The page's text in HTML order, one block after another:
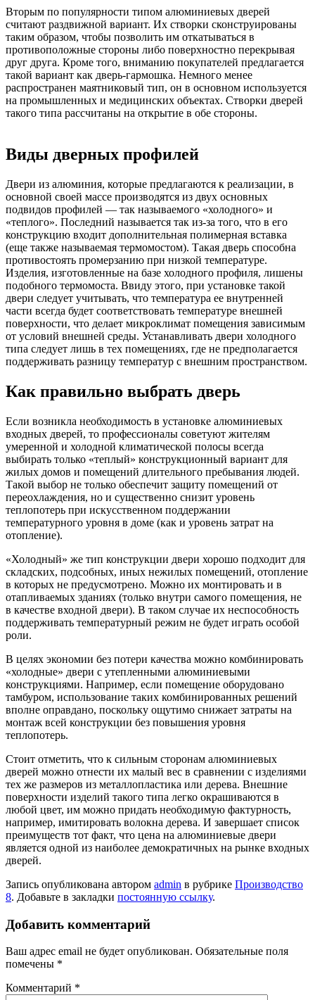
Вторым по популярности типом алюминиевых дверей
считают раздвижной вариант. Их створки сконструированы
таким образом, чтобы позволить им откатываться в
противоположные стороны либо поверхностно перекрывая
друг друга. Кроме того, вниманию покупателей предлагается
такой вариант как дверь-гармошка. Немного менее
распространен маятниковый тип, он в основном используется
на промышленных и медицинских объектах. Створки дверей
такого типа рассчитаны на открытие в обе стороны.
Виды дверных профилей
Двери из алюминия, которые предлагаются к реализации, в
основной своей массе производятся из двух основных
подвидов профилей — так называемого «холодного» и
«теплого». Последний называется так из-за того, что в его
конструкцию входит дополнительная полимерная вставка
(еще также называемая термомостом). Такая дверь способна
противостоять промерзанию при низкой температуре.
Изделия, изготовленные на базе холодного профиля, лишены
подобного термомоста. Ввиду этого, при установке такой
двери следует учитывать, что температура ее внутренней
части всегда будет соответствовать температуре внешней
поверхности, что делает микроклимат помещения зависимым
от условий внешней среды. Устанавливать двери холодного
типа следует лишь в тех помещениях, где не предполагается
поддерживать разницу температур с внешним пространством.
Как правильно выбрать дверь
Если возникла необходимость в установке алюминиевых
входных дверей, то профессионалы советуют жителям
умеренной и холодной климатической полосы всегда
выбирать только «теплый» конструкционный вариант для
жилых домов и помещений длительного пребывания людей.
Такой выбор не только обеспечит защиту помещений от
переохлаждения, но и существенно снизит уровень
теплопотерь при искусственном поддержании
температурного уровня в доме (как и уровень затрат на
отопление).
«Холодный» же тип конструкции двери хорошо подходит для
складских, подсобных, иных нежилых помещений, отопление
в которых не предусмотрено. Можно их монтировать и в
отапливаемых зданиях (только внутри самого помещения, не
в качестве входной двери). В таком случае их неспособность
поддерживать температурный режим не будет играть особой
роли.
В целях экономии без потери качества можно комбинировать
«холодные» двери с утепленными алюминиевыми
конструкциями. Например, если помещение оборудовано
тамбуром, использование таких комбинированных решений
вполне оправдано, поскольку ощутимо снижает затраты на
монтаж всей конструкции без повышения уровня
теплопотерь.
Стоит отметить, что к сильным сторонам алюминиевых
дверей можно отнести их малый вес в сравнении с изделиями
тех же размеров из металлопластика или дерева. Внешние
поверхности изделий такого типа легко окрашиваются в
любой цвет, им можно придать необходимую фактурность,
например, имитировать волокна дерева. И завершает список
преимуществ тот факт, что цена на алюминиевые двери
является одной из наиболее демократичных на рынке входных
дверей.
Запись опубликована автором admin в рубрике Производство
8. Добавьте в закладки постоянную ссылку.
Добавить комментарий
Ваш адрес email не будет опубликован. Обязательные поля
помечены *
Комментарий *